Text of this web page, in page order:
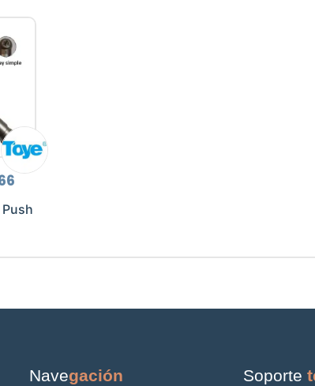
El
actual
Navegación
Soporte